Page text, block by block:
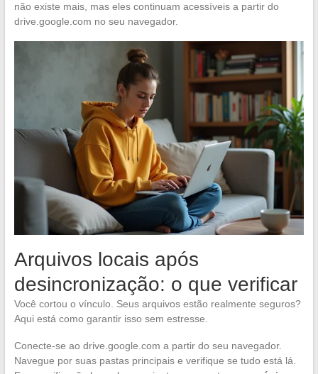
não existe mais, mas eles continuam acessíveis a partir do
drive.google.com no seu navegador.
Arquivos locais após
desincronização: o que verificar
Você cortou o vínculo. Seus arquivos estão realmente seguros?
Aqui está como garantir isso sem estresse.
Conecte-se ao drive.google.com a partir do seu navegador.
Navegue por suas pastas principais e verifique se tudo está lá.